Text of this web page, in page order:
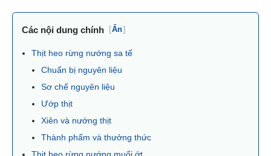
Các nội dung chính [Ẩn]
Thịt heo rừng nướng sa tế
Chuẩn bị nguyên liệu
Sơ chế nguyên liệu
Ướp thịt
Xiên và nướng thịt
Thành phẩm và thưởng thức
Thịt heo rừng nướng muối ớt